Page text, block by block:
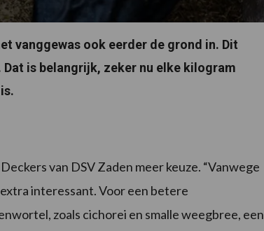
vanggewas ook eerder de grond in. Dit
is belangrijk, zeker nu elke kilogram
van DSV Zaden meer keuze. “Vanwege
interessant. Voor een betere
zoals cichorei en smalle weegbree, een